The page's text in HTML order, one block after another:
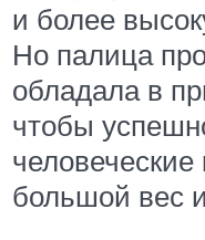
и более
Но палица
обладала в
чтобы
большой вес